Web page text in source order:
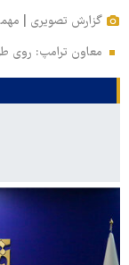
گزارش تصویری |
معاون ترامپ: روی